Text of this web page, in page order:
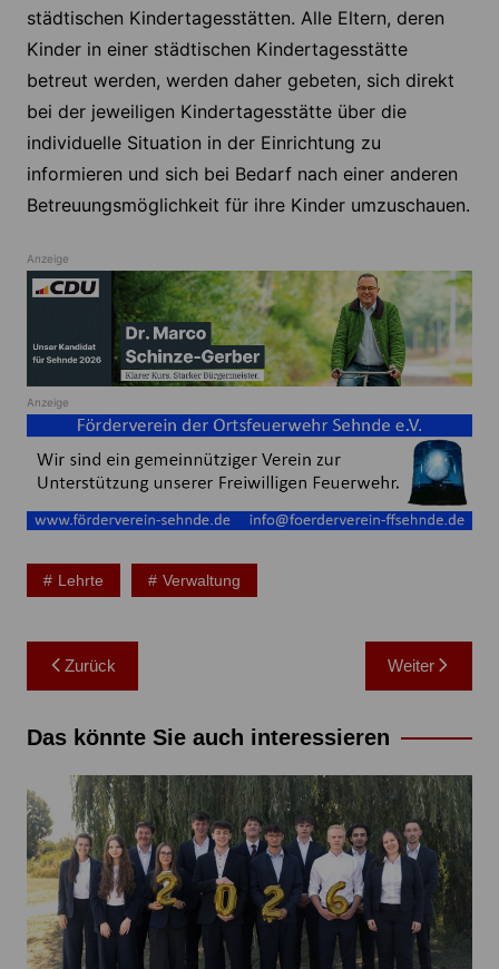
städtischen Kindertagesstätten. Alle Eltern, deren
Kinder in einer städtischen Kindertagesstätte
betreut werden, werden daher gebeten, sich direkt
bei der jeweiligen Kindertagesstätte über die
individuelle Situation in der Einrichtung zu
informieren und sich bei Bedarf nach einer anderen
Betreuungsmöglichkeit für ihre Kinder umzuschauen.
Anzeige
Anzeige
Lehrte Verwaltung
Beitragsnavigation
Zurück Weiter
Das könnte Sie auch interessieren